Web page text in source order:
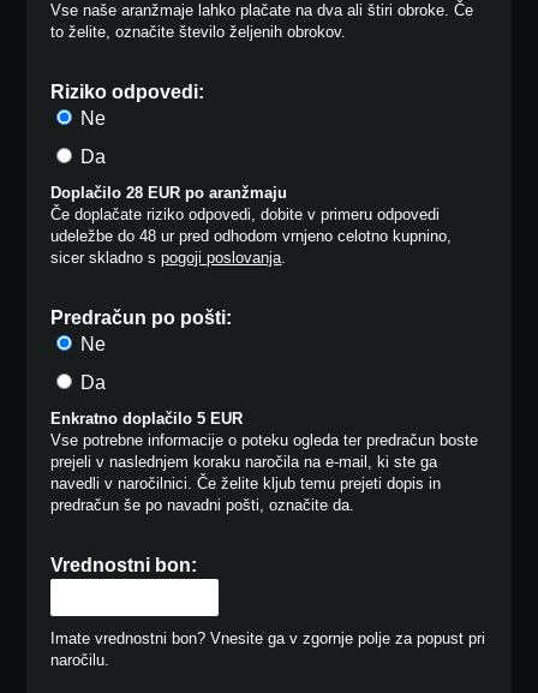
Vse naše aranžmaje lahko plačate na dva ali štiri obroke. Če
to želite, označite število željenih obrokov.
Riziko odpovedi:
Ne
Da
Doplačilo 28 EUR po aranžmaju
Če doplačate riziko odpovedi, dobite v primeru odpovedi
udeležbe do 48 ur pred odhodom vrnjeno celotno kupnino,
sicer skladno spogoji poslovanja.
Predračun po pošti:
Ne
Da
Enkratno doplačilo 5 EUR
Vse potrebne informacije o poteku ogleda ter predračun boste
prejeli v naslednjem koraku naročila na e-mail, ki ste ga
navedli v naročilnici. Če želite kljub temu prejeti dopis in
predračun še po navadni pošti, označite da.
Vrednostni bon:
Imate vrednostni bon? Vnesite ga v zgornje polje za popust pri
naročilu.